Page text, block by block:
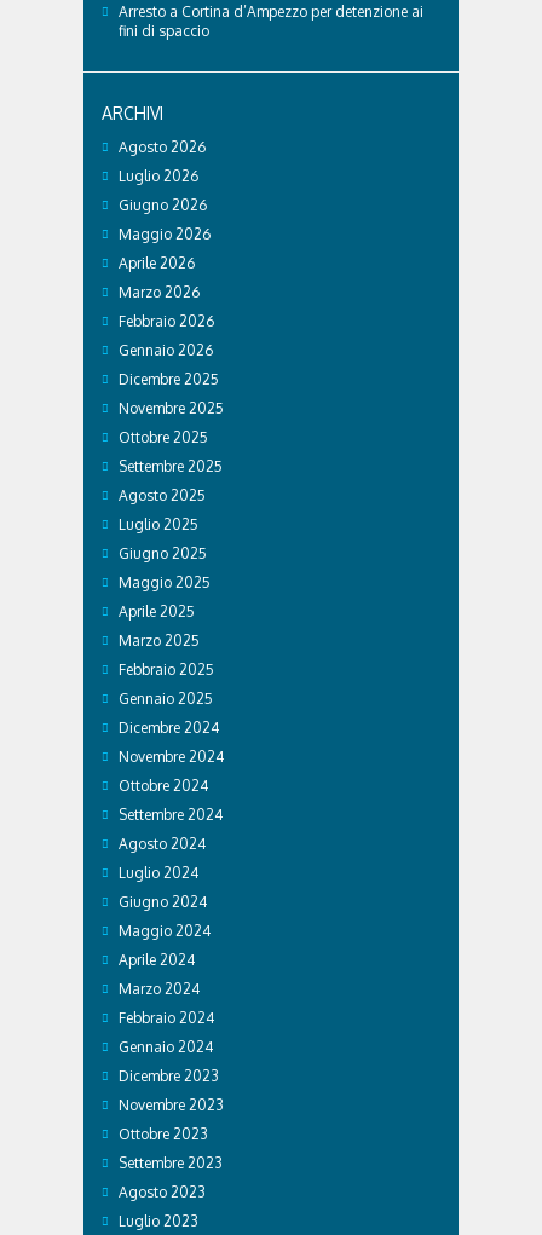
Arresto a Cortina d’Ampezzo per detenzione ai
fini di spaccio
ARCHIVI
Agosto 2026
Luglio 2026
Giugno 2026
Maggio 2026
Aprile 2026
Marzo 2026
Febbraio 2026
Gennaio 2026
Dicembre 2025
Novembre 2025
Ottobre 2025
Settembre 2025
Agosto 2025
Luglio 2025
Giugno 2025
Maggio 2025
Aprile 2025
Marzo 2025
Febbraio 2025
Gennaio 2025
Dicembre 2024
Novembre 2024
Ottobre 2024
Settembre 2024
Agosto 2024
Luglio 2024
Giugno 2024
Maggio 2024
Aprile 2024
Marzo 2024
Febbraio 2024
Gennaio 2024
Dicembre 2023
Novembre 2023
Ottobre 2023
Settembre 2023
Agosto 2023
Luglio 2023